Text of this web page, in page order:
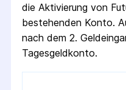
die Aktivierung von
bestehenden Konto.
nach dem 2.
Tagesgeldkonto.